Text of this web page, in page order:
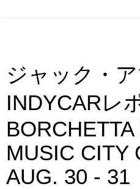
ジャック・
INDYCARレ
MUSIC CITY
AUG. 30 - 31